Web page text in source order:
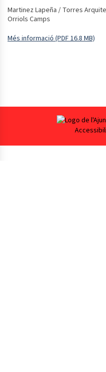
Martinez Lapeña / Torres
Orriols Camps
Més informació (PDF 16.8 MB)